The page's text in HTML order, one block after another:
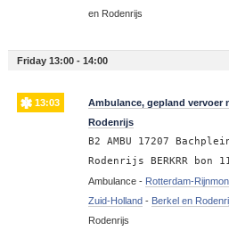
en Rodenrijs
Friday 13:00 - 14:00
13:03
Ambulance, gepland vervoer
Rodenrijs
B2 AMBU 17207
Rodenrijs BERKRR bon
Ambulance - Rotterdam-
Zuid-Holland- Berkel en
Rodenrijs